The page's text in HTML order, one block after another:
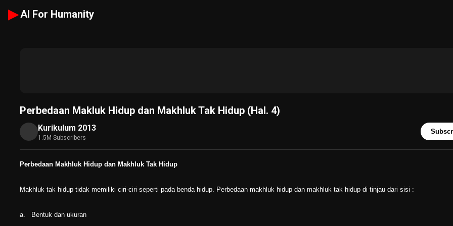
▶ AI For Humanity
Perbedaan Makluk Hidup dan Makhluk Tak Hidup (Hal. 4)
Kurikulum 2013
1.5M Subscribers
Perbedaan Makhluk Hidup dan Makhluk Tak Hidup
Makhluk tak hidup tidak memiliki ciri-ciri seperti pada benda hidup. Perbedaan makhluk hidup dan makhluk tak hidup di tinjau dari sisi :
a. Bentuk dan ukuran